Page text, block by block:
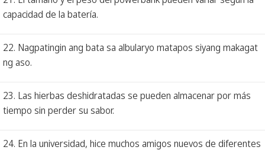
capacidad de la batería.
22. Nagpatingin ang bata sa albularyo matapos siyang makagat
ng aso.
23. Las hierbas deshidratadas se pueden almacenar por más
tiempo sin perder su sabor.
24. En la universidad, hice muchos amigos nuevos de diferentes